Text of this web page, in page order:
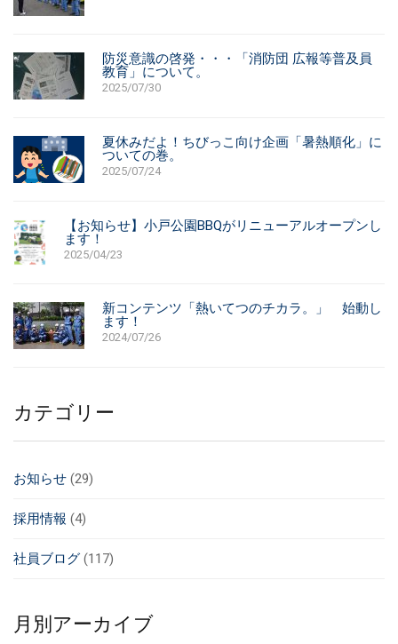
防災意識の啓発・・・「消防団 広報等普及員
教育」について。
2025/07/30
夏休みだよ！ちびっこ向け企画「暑熱順化」に
ついての巻。
2025/07/24
【お知らせ】小戸公園BBQがリニューアルオープンし
ます！
2025/04/23
新コンテンツ「熱いてつのチカラ。」 始動し
ます！
2024/07/26
カテゴリー
お知らせ (29)
採用情報 (4)
社員ブログ (117)
月別アーカイブ